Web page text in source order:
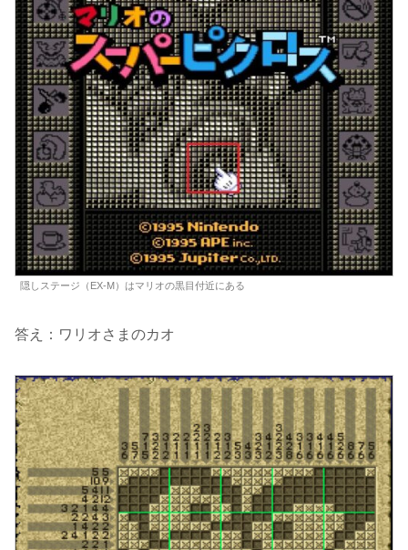
隠しステージ（EX-M）はマリオの黒目付近にある
答え：ワリオさまのカオ